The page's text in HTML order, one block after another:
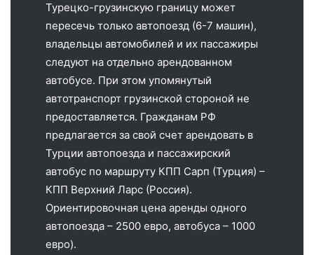
Турецко-грузинскую границу может
пересечь только автопоезд (6-7 машин),
владельцы автомобилей и их пассажиры
следуют на отдельно арендованном
автобусе. При этом упомянутый
автотранспорт грузинской стороной не
предоставляется. Гражданам РФ
предлагается за свой счет арендовать в
Турции автопоезда и пассажирский
автобус по маршруту КПП Сарп (Турция) –
КПП Верхний Ларс (Россия).
Ориентировочная цена аренды одного
автопоезда – 2500 евро, автобуса – 1000
евро).